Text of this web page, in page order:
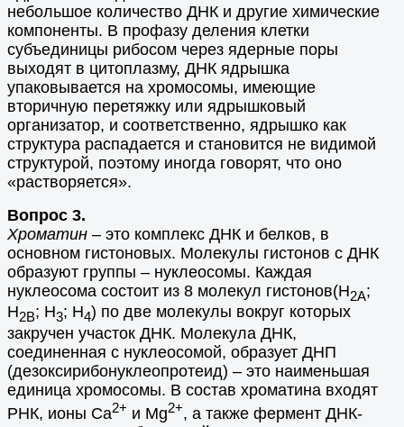
небольшое количество ДНК и другие химические
компоненты. В профазу деления клетки
субъединицы рибосом через ядерные поры
выходят в цитоплазму, ДНК ядрышка
упаковывается на хромосомы, имеющие
вторичную перетяжку или ядрышковый
организатор, и соответственно, ядрышко как
структура распадается и становится не видимой
структурой, поэтому иногда говорят, что оно
«растворяется».
Вопрос 3.
Хроматин – это комплекс ДНК и белков, в
основном гистоновых. Молекулы гистонов с ДНК
образуют группы – нуклеосомы. Каждая
нуклеосома состоит из 8 молекул гистонов(Н2А;
Н2B; Н3; Н4) по две молекулы вокруг которых
закручен участок ДНК. Молекула ДНК,
соединенная с нуклеосомой, образует ДНП
(дезоксирибонуклеопротеид) – это наименьшая
единица хромосомы. В состав хроматина входят
РНК, ионы Ca2+ и Mg2+, а также фермент ДНК-